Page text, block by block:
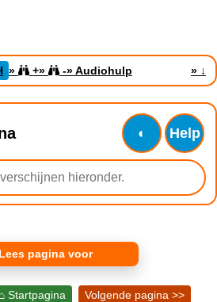
» +» -» Audiohulp » ↓
◐ Help
pagina voor
⌂ Startpagina Volgende pagina >>